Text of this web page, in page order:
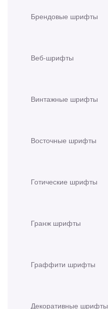
Брендовые шрифты
Веб-шрифты
Винтажные шрифты
Восточные шрифты
Готические шрифты
Гранж шрифты
Граффити шрифты
Декоративные шрифты